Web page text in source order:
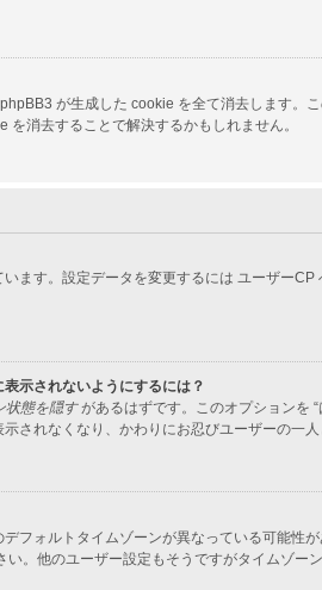
が生成した cookie を全て消去します
消去することで解決するかもしれません。
ます。設定データを変更するには ユーザー
示されないようにするには？
状態を隠すがあるはずです。このオプションを
されなくなり、かわりにお忍びユーザーの一人
フォルトタイムゾーンが異なっている可能
。他のユーザー設定もそうですがタイムゾ